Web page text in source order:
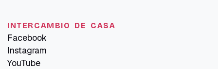
INTERCAMBIO DE CASA
Facebook
Instagram
YouTube